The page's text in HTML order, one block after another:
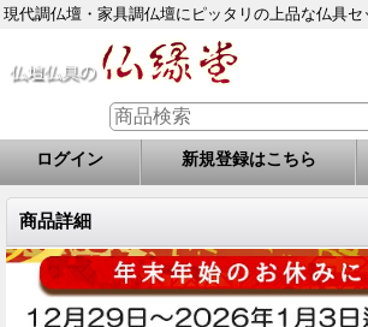
現代調仏壇・家具調仏壇にピッタリの上品な仏具セ
ログイン 新規登録はこちら
商品詳細